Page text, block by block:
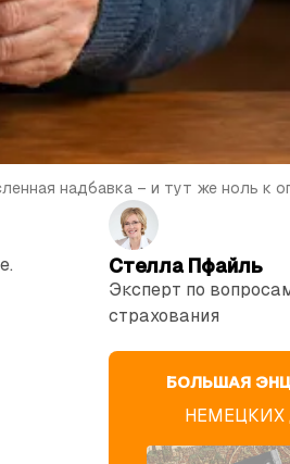
надбавка – и тут же ноль к
Стелла Пфайль
Эксперт по
страхования
БОЛЬШАЯ